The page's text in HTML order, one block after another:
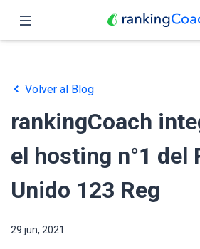
Funciones
Precio
Revendedores
Blog
Español
Volver al Blog
rankingCoach
el hosting n°1 del
Unido 123 Reg
29 jun, 2021